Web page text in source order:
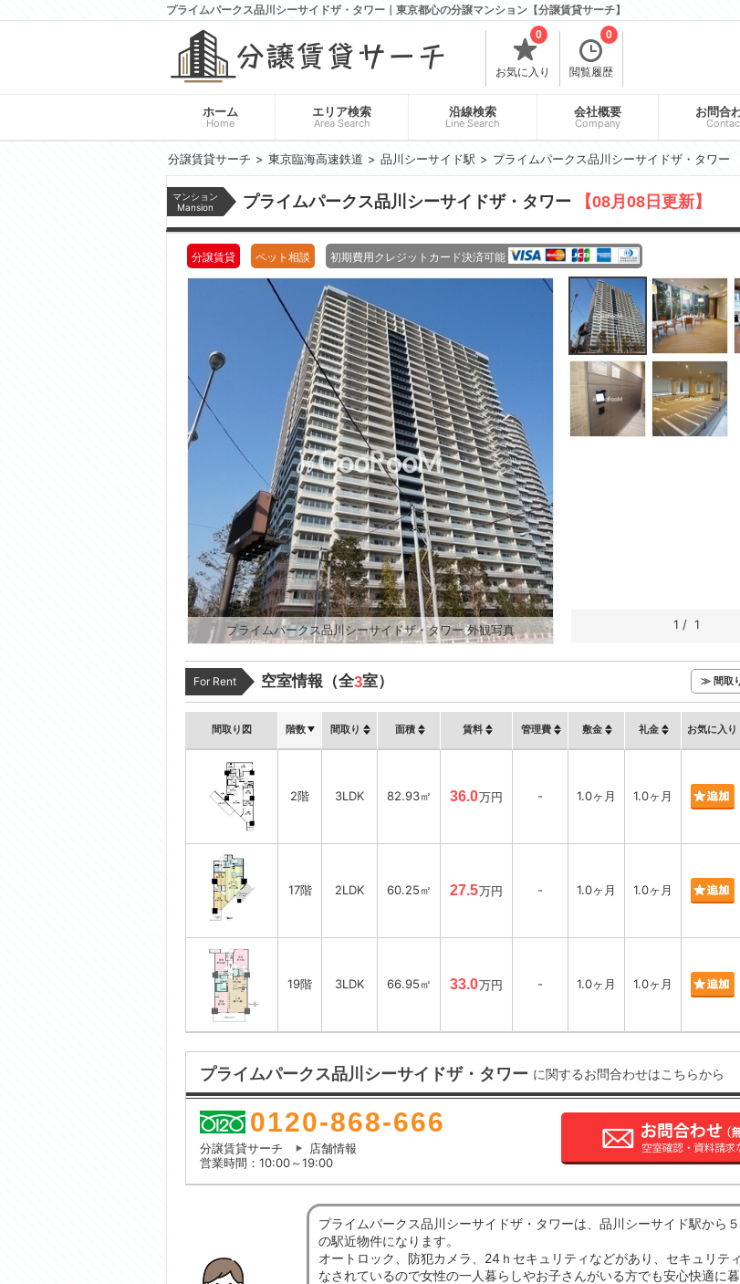
プライムパークス品川シーサイドザ・タワー｜東京都心の分譲マンション【分譲賃貸サーチ】
お気に入り
0
閲覧履歴
0
ホーム
Home
エリア検索
Area Search
沿線検索
Line Search
会社概要
Company
お問合
分譲賃貸サーチ 東京臨海高速鉄道 品川シーサイド駅 プライムパークス品川シーサイドザ・タワー
マンション
Mansion
プライムパークス品川シーサイドザ・タワー 【08月08日更新】
分譲賃貸 ペット相談 初期費用クレジットカード決済可能
プライムパークス品川シーサイドザ・タワー 外観写真 1 / 1
For Rent 空室情報（全3室） ≫ 間取
間取り図 階数 間取り 面積 賃料 管理費 敷金 礼金 お気に入り
2階 3LDK 82.93㎡ 36.0万円 - 1.0ヶ月 1.0ヶ月
17階 2LDK 60.25㎡ 27.5万円 - 1.0ヶ月 1.0ヶ月
19階 3LDK 66.95㎡ 33.0万円 - 1.0ヶ月 1.0ヶ月
プライムパークス品川シーサイドザ・タワー に関するお問合わせはこちらから
0120-868-666
分譲賃貸サーチ
店舗情報
営業時間：10:00～19:00
プライムパークス品川シーサイドザ・タワーは、品川シーサイド駅から
の駅近物件になります。
オートロック、防犯カメラ、24ｈセキュリティなどがあり、セキュリテ
なされているので女性の一人暮らしやお子さんがいる方でも安心快適に